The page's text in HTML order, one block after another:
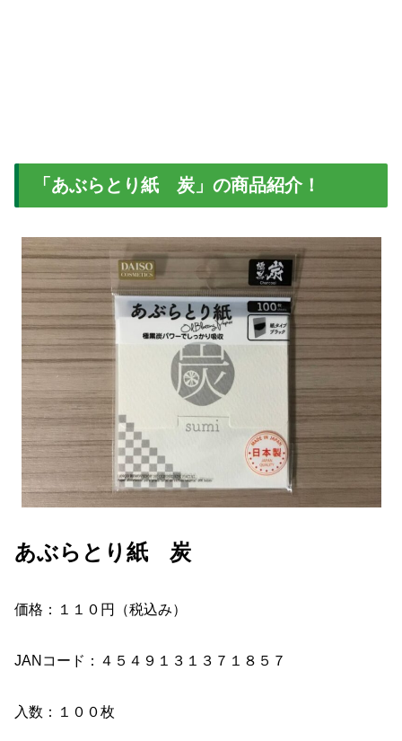
「あぶらとり紙 炭」の商品紹介！
あぶらとり紙 炭
価格：１１０円（税込み）
JANコード：４５４９１３１３７１８５７
入数：１００枚